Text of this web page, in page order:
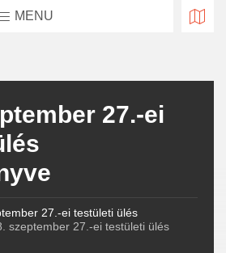
MENU
27.-ei
27.-ei testületi ülés
szeptember 27.-ei testületi ülés